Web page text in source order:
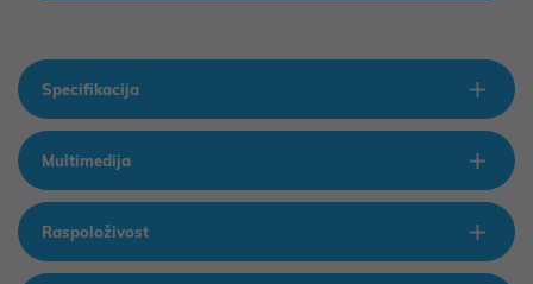
Specifikacija
Multimedija
Raspoloživost